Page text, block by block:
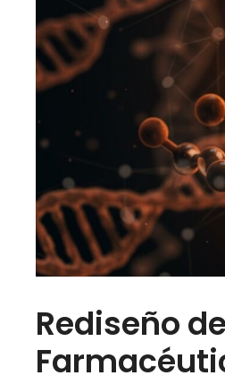
Rediseño